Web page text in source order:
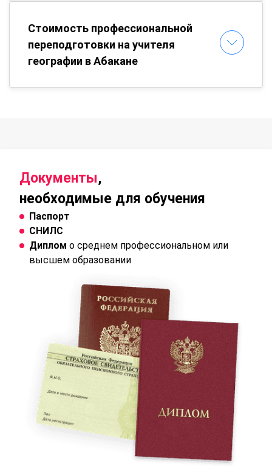
Стоимость профессиональной
переподготовки на учителя
географии в Абакане
Документы,
необходимые для обучения
Паспорт
СНИЛС
Диплом о среднем профессиональном или
высшем образовании